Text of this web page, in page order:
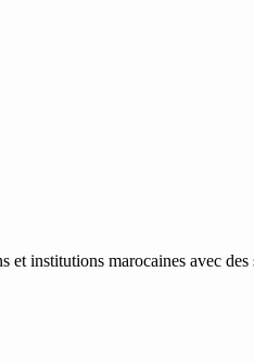
institutions marocaines avec